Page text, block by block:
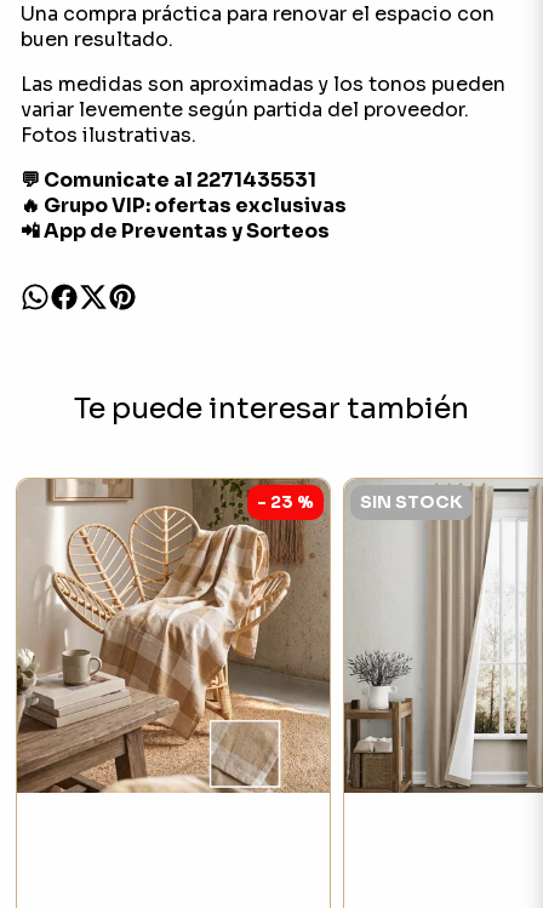
Una compra práctica para renovar el espacio con
buen resultado.
Las medidas son aproximadas y los tonos pueden
variar levemente según partida del proveedor.
Fotos ilustrativas.
💬 Comunicate al 2271435531
🔥 Grupo VIP: ofertas exclusivas
📲 App de Preventas y Sorteos
Te puede interesar también
- 23 % SIN STOCK